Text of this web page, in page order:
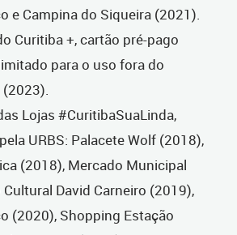
e Campina do Siqueira (2021).
Curitiba +, cartão pré-pago
para o uso fora do
Lojas #CuritibaSuaLinda,
URBS: Palacete Wolf (2018),
(2018), Mercado Municipal
David Carneiro (2019),
(2020), Shopping Estação